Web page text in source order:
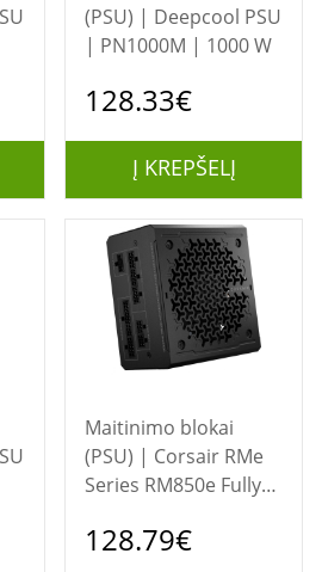
(PSU) | Deepcool PSU
| PN1000M | 1000 W
128.33€
Į KREPŠELĮ
Maitinimo blokai
(PSU) | Corsair RMe
Series RM850e Fully
ATX Power Supply
128.79€